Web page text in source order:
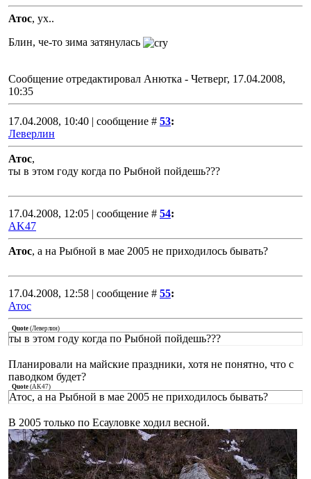
Атос, ух..
Блин, че-то зима затянулась
Сообщение отредактировал Анютка - Четверг, 17.04.2008,
10:35
17.04.2008, 10:40 | сообщение # 53:
Леверлин
Атос,
ты в этом году когда по Рыбной пойдешь???
17.04.2008, 12:05 | сообщение # 54:
AK47
Атос, а на Рыбной в мае 2005 не приходилось бывать?
17.04.2008, 12:58 | сообщение # 55:
Атос
Quote (Леверлин)
ты в этом году когда по Рыбной пойдешь???
Планировали на майские праздники, хотя не понятно, что с
паводком будет?
Quote (AK47)
Атос, а на Рыбной в мае 2005 не приходилось бывать?
В 2005 только по Есауловке ходил весной.